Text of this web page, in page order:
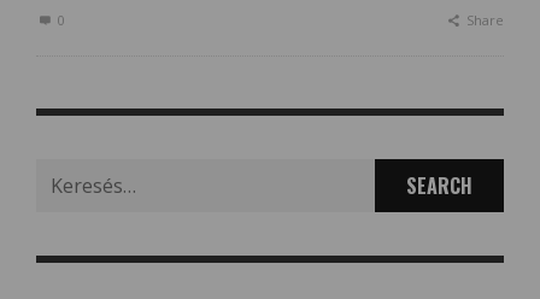
0 Share
for: